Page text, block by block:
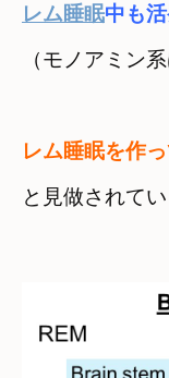
レム睡眠中も
（モノアミン
と見做されて